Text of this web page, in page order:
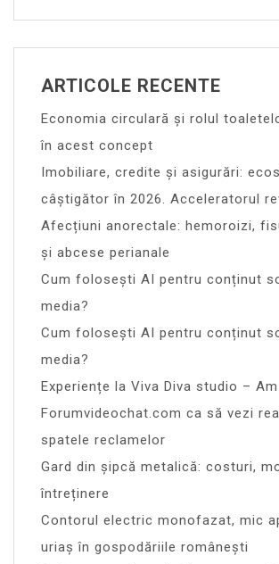
ARTICOLE RECENTE
Economia circulară și rolul
în acest concept
Imobiliare, credite și asigurări:
câștigător în 2026. Acceleratorul
Afecțiuni anorectale: hemoroizi,
și abcese perianale
Cum folosești AI pentru conținut
media?
Cum folosești AI pentru conținut
media?
Experiențe la Viva Diva studio –
Forumvideochat.com ca să vezi
spatele reclamelor
Gard din șipcă metalică: costuri,
întreținere
Contorul electric monofazat, mic
uriaș în gospodăriile românești